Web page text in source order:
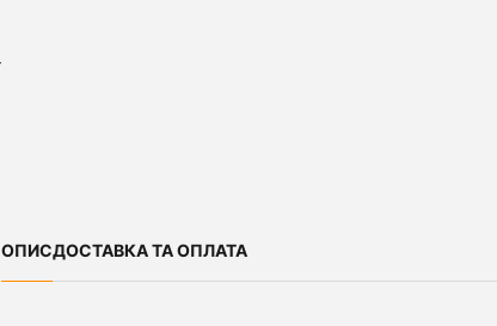
ОПИСДОСТАВКА ТА ОПЛАТА